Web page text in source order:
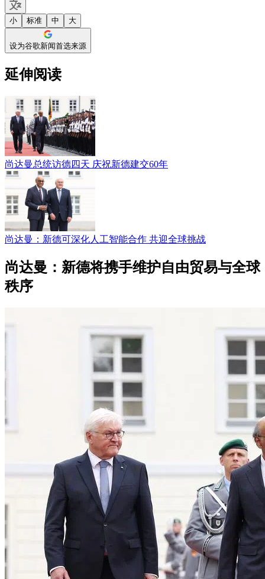
小 标准 中 大
设为谷歌新闻首选来源
延伸阅读
尚达曼总统访德四天 庆祝新德建交60年
尚达曼：新德可深化人工智能合作 共迎全球挑战
尚达曼：新德将携手维护自由贸易与全球
秩序